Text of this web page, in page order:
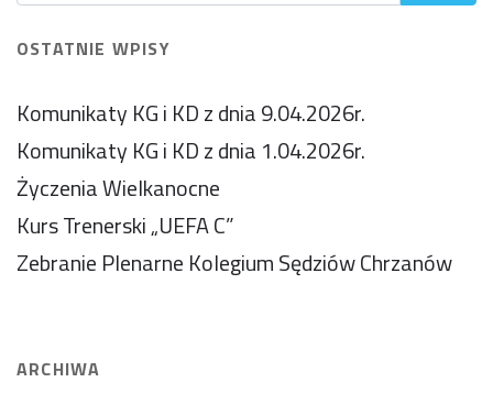
OSTATNIE WPISY
Komunikaty KG i KD z dnia 9.04.2026r.
Komunikaty KG i KD z dnia 1.04.2026r.
Życzenia Wielkanocne
Kurs Trenerski „UEFA C”
Zebranie Plenarne Kolegium Sędziów Chrzanów
ARCHIWA